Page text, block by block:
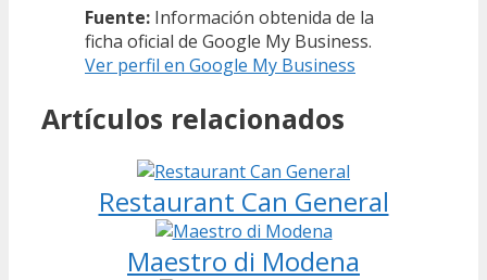
Fuente: Información obtenida de la
ficha oficial de Google My Business.
Ver perfil en Google My Business
Artículos relacionados
Restaurant Can General
Maestro di Modena